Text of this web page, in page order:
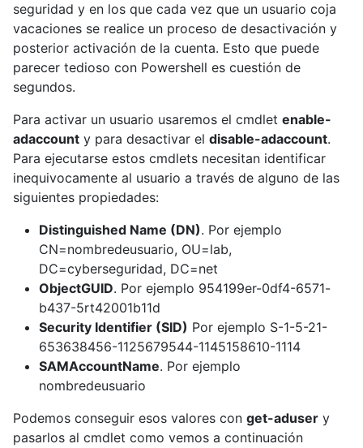
seguridad y en los que cada vez que un usuario coja
vacaciones se realice un proceso de desactivación y
posterior activación de la cuenta. Esto que puede
parecer tedioso con Powershell es cuestión de
segundos.
Para activar un usuario usaremos el cmdlet enable-
adaccount y para desactivar el disable-adaccount.
Para ejecutarse estos cmdlets necesitan identificar
inequivocamente al usuario a través de alguno de las
siguientes propiedades:
Distinguished Name (DN). Por ejemplo
CN=nombredeusuario, OU=lab,
DC=cyberseguridad, DC=net
ObjectGUID. Por ejemplo 954199er-0df4-6571-
b437-5rt42001b11d
Security Identifier (SID) Por ejemplo S-1-5-21-
653638456-1125679544-1145158610-1114
SAMAccountName. Por ejemplo
nombredeusuario
Podemos conseguir esos valores con get-aduser y
pasarlos al cmdlet como vemos a continuación